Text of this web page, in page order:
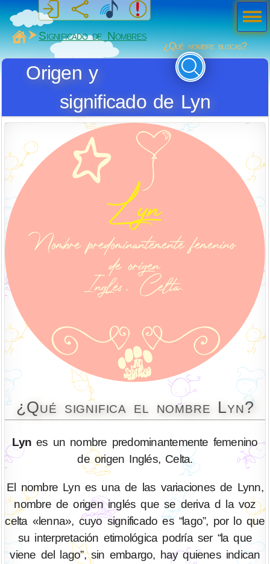
MiSabueso
Significado de Nombres
¿Qué nombre buscas?
Origen y
significado de Lyn
¿Qué significa el nombre Lyn?
Lyn es un nombre predominantemente femenino
de origen Inglés, Celta.
El nombre Lyn es una de las variaciones de Lynn,
nombre de origen inglés que se deriva d la voz
celta «lenna», cuyo significado es “lago”, por lo que
su interpretación etimológica podría ser “la que
viene del lago”, sin embargo, hay quienes indican
Men
ú